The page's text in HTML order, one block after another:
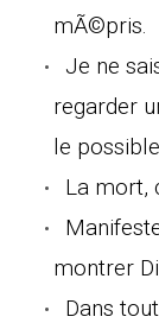
mÃ©pris.
Je ne
regarder
le
La mort,
montrer
Dans